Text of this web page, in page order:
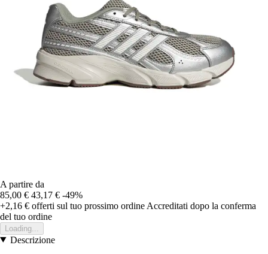
A partire da
85,00 € 43,17 € -49%
+2,16 € offerti sul tuo prossimo ordine Accreditati dopo la conferma
del tuo ordine
Loading...
Descrizione